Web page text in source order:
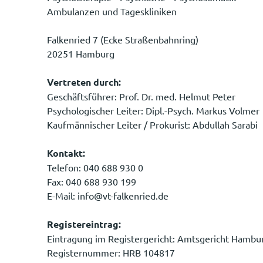
Ambulanzen und Tageskliniken
Falkenried 7 (Ecke Straßenbahnring)
20251 Hamburg
Vertreten durch:
Geschäftsführer: Prof. Dr. med. Helmut Peter
Psychologischer Leiter: Dipl.-Psych. Markus Volmer
Kaufmännischer Leiter / Prokurist: Abdullah Sarabi
Kontakt:
Telefon: 040 688 930 0
Fax: 040 688 930 199
E-Mail: info@vt-falkenried.de
Registereintrag:
Eintragung im Registergericht: Amtsgericht
Registernummer: HRB 104817